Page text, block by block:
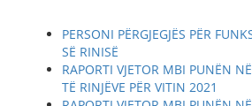
PERSONI PËRGJEGJËS PËR
SË RINISË
RAPORTI VJETOR MBI PUNËN
TË RINJËVE PËR VITIN 2021